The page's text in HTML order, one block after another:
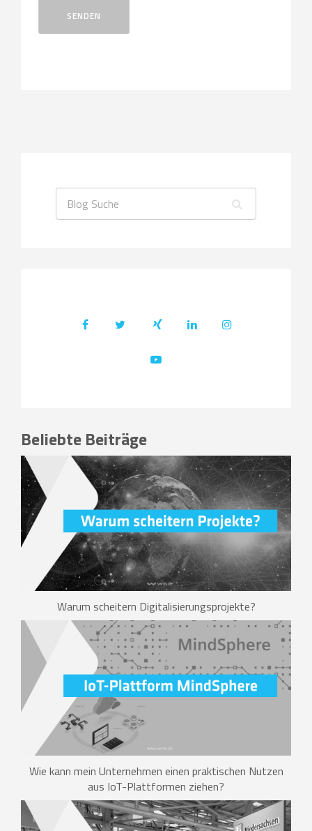
SENDEN
Beliebte Beiträge
Warum scheitern Digitalisierungsprojekte?
Wie kann mein Unternehmen einen praktischen Nutzen
aus IoT-Plattformen ziehen?